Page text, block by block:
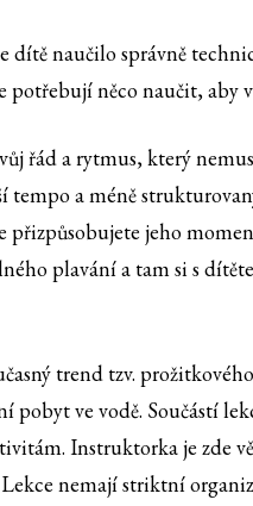
dítě naučilo správně
potřebují něco naučit, aby
řád a rytmus, který
tempo a méně
přizpůsobujete jeho
plavání a tam si s
trend tzv.
pobyt ve vodě. Součástí
Instruktorka je zde
nemají striktní